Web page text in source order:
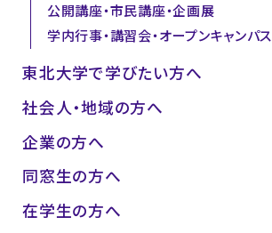
公開講座・市民講座・企画展
学内行事・講習会・オープンキャンパス
東北大学で学びたい方へ
社会人・地域の方へ
企業の方へ
同窓生の方へ
在学生の方へ